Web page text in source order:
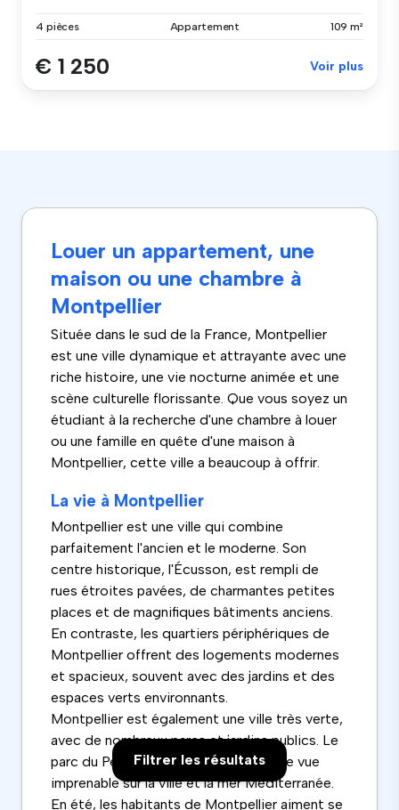
Filtrer les résultats
4 pièces Appartement 109 m²
€ 1 250 Voir plus
Louer un appartement, une
maison ou une chambre à
Montpellier
Située dans le sud de la France, Montpellier
est une ville dynamique et attrayante avec une
riche histoire, une vie nocturne animée et une
scène culturelle florissante. Que vous soyez un
étudiant à la recherche d'une chambre à louer
ou une famille en quête d'une maison à
Montpellier, cette ville a beaucoup à offrir.
La vie à Montpellier
Montpellier est une ville qui combine
parfaitement l'ancien et le moderne. Son
centre historique, l'Écusson, est rempli de
rues étroites pavées, de charmantes petites
places et de magnifiques bâtiments anciens.
En contraste, les quartiers périphériques de
Montpellier offrent des logements modernes
et spacieux, souvent avec des jardins et des
espaces verts environnants.
Montpellier est également une ville très verte,
avec de nombreux parcs et jardins publics. Le
parc du Peyrou, par exemple, offre une vue
imprenable sur la ville et la mer Méditerranée.
En été, les habitants de Montpellier aiment se